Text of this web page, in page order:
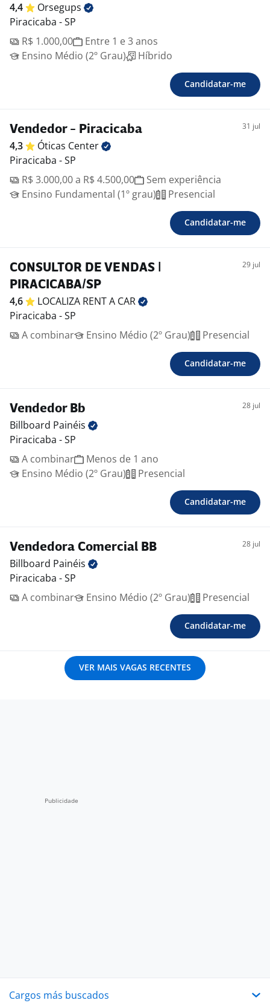
4,4
Orsegups
Piracicaba - SP
R$ 1.000,00
Entre 1 e 3 anos
Ensino Médio (2º Grau)
Híbrido
Candidatar-me
Vendedor - Piracicaba 31 jul
4,3 Óticas Center
Piracicaba - SP
R$ 3.000,00 a R$ 4.500,00
Sem experiência
Ensino Fundamental (1º grau)
Presencial
Candidatar-me
CONSULTOR DE VENDAS |
PIRACICABA/SP
29 jul
4,6 LOCALIZA RENT A CAR
Piracicaba - SP
A combinar
Ensino Médio (2º Grau) Presencial
Candidatar-me
Vendedor Bb 28 jul
Billboard Painéis
Piracicaba - SP
A combinar
Menos de 1 ano
Ensino Médio (2º Grau)
Presencial
Candidatar-me
Vendedora Comercial BB 28 jul
Billboard Painéis
Piracicaba - SP
A combinar
Ensino Médio (2º Grau) Presencial
Candidatar-me
VER MAIS VAGAS RECENTES
Cargos más buscados